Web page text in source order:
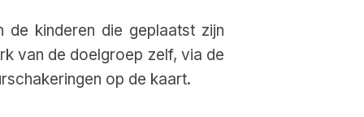
de kinderen die geplaatst zijn
van de doelgroep zelf, via de
op de kaart.